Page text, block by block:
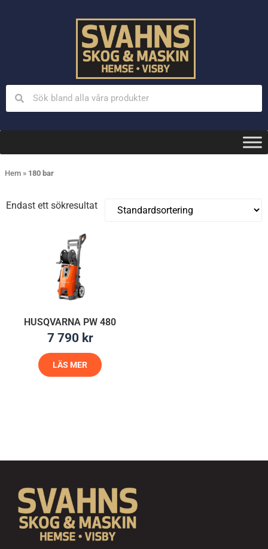
Hem » 180 bar
Endast ett sökresultat
HUSQVARNA PW 480
7 790 kr
LÄS MER